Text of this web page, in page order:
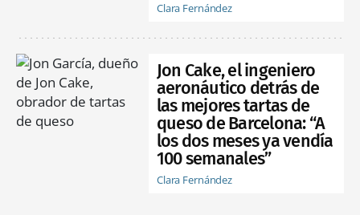
Clara Fernández
Jon Cake, el ingeniero
aeronáutico detrás de
las mejores tartas de
queso de Barcelona: “A
los dos meses ya vendía
100 semanales”
Clara Fernández